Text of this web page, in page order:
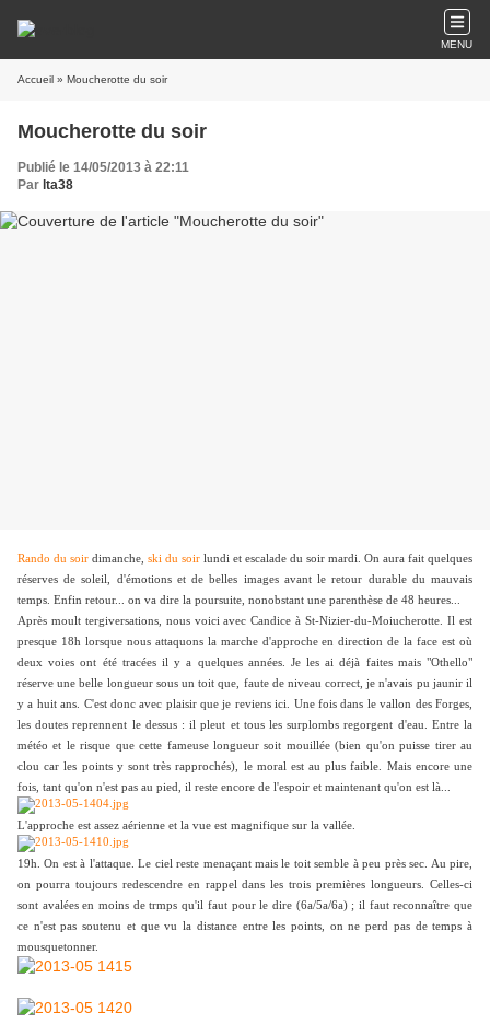
MENU
Accueil » Moucherotte du soir
Moucherotte du soir
Publié le 14/05/2013 à 22:11
Par lta38
Rando du soir dimanche, ski du soir lundi et escalade du soir mardi. On aura fait quelques
réserves de soleil, d'émotions et de belles images avant le retour durable du mauvais
temps. Enfin retour... on va dire la poursuite, nonobstant une parenthèse de 48 heures...
Après moult tergiversations, nous voici avec Candice à St-Nizier-du-Moiucherotte. Il est
presque 18h lorsque nous attaquons la marche d'approche en direction de la face est où
deux voies ont été tracées il y a quelques années. Je les ai déjà faites mais "Othello"
réserve une belle longueur sous un toit que, faute de niveau correct, je n'avais pu jaunir il
y a huit ans. C'est donc avec plaisir que je reviens ici. Une fois dans le vallon des Forges,
les doutes reprennent le dessus : il pleut et tous les surplombs regorgent d'eau. Entre la
météo et le risque que cette fameuse longueur soit mouillée (bien qu'on puisse tirer au
clou car les points y sont très rapprochés), le moral est au plus faible. Mais encore une
fois, tant qu'on n'est pas au pied, il reste encore de l'espoir et maintenant qu'on est là...
L'approche est assez aérienne et la vue est magnifique sur la vallée.
19h. On est à l'attaque. Le ciel reste menaçant mais le toit semble à peu près sec. Au pire,
on pourra toujours redescendre en rappel dans les trois premières longueurs. Celles-ci
sont avalées en moins de trmps qu'il faut pour le dire (6a/5a/6a) ; il faut reconnaître que
ce n'est pas soutenu et que vu la distance entre les points, on ne perd pas de temps à
mousquetonner.